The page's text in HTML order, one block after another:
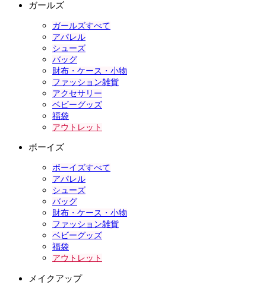
ガールズ
ガールズすべて
アパレル
シューズ
バッグ
財布・ケース・小物
ファッション雑貨
アクセサリー
ベビーグッズ
福袋
アウトレット
ボーイズ
ボーイズすべて
アパレル
シューズ
バッグ
財布・ケース・小物
ファッション雑貨
ベビーグッズ
福袋
アウトレット
メイクアップ